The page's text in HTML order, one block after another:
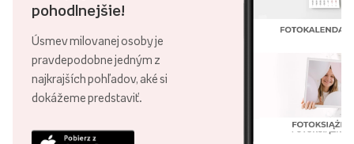
pohodlnejšie!
Úsmev milovanej osoby je
pravdepodobne jedným z
najkrajších pohľadov, aké si
dokážeme predstaviť.